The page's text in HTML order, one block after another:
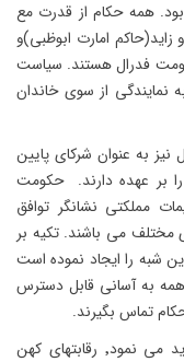
همه حکام از قدرت مع
امارت ابوظبی)و
فدرال هستند. سیاست
نمایندگی از سوی خاندان
به عنوان شرکای پایین
بر عهده دارند. حکومت
مملکتی نشانگر توافق
می باشند. تکیه بر
شبه را ایجاد نموده است
به آسانی قابل دسترس
تماس بگیرند.
اما اساسی ترین خطر داخلی که امارات را تهدید می نمود٬ رقابتهای کهن